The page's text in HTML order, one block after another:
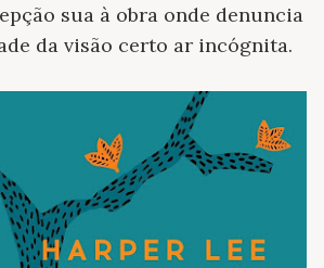
sua à obra onde denuncia
da visão certo ar incógnita.